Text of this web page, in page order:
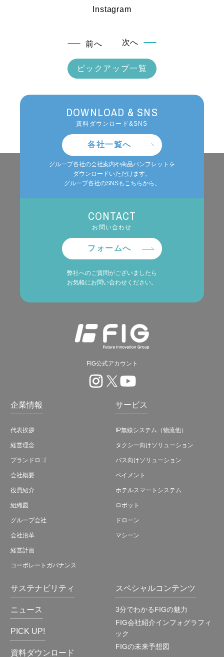
Instagram
前へ
ピックアップ一覧
次へ
DOWNLOAD & SNS
資料ダウンロード&SNS
各社一覧へ
グループ各社の会社案内や商品パンフレットを
ダウンロードいただけます。
グループ各社のSNSもこちらから。
CONTACT
お問い合わせ
フォームへ
弊社へのご質問がございましたら
お気軽にお問い合わせください。
FIG公式アカウント
企業情報
代表挨拶
経営理念
ブランドロゴ
会社概要
役員紹介
組織図
グループ会社
会社沿革
経営計画
コーポレートガバナンス
サービス
IP無線システム（物流他）
タクシー向けソリューション
バス向けソリューション
ペイメント
ホテルスマートシステム
ロボット
ドローン
マシーン
サステナビリティ
ニュース
PICK UP!
資料ダウンロード
スペシャルコンテンツ
3分でわかるFIGの魅力
FIG会社紹介インフォグラフィ
ック
FIGの未来予想図